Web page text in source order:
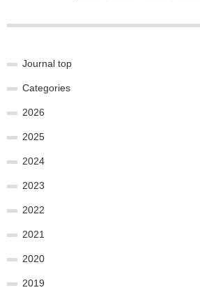
Journal top
Categories
2026
2025
2024
2023
2022
2021
2020
2019